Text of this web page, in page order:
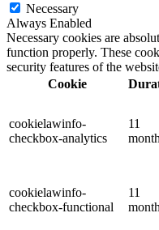
Necessary
Always Enabled
Necessary cookies are
function properly. These
security features of the
Cookie
cookielawinfo-
checkbox-analytics
11
cookielawinfo-
checkbox-functional
11